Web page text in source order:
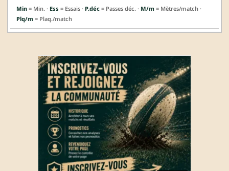
Min = Min. · Ess = Essais · P.déc = Passes déc. · M/m = Mètres/match ·
Plq/m = Plaq./match